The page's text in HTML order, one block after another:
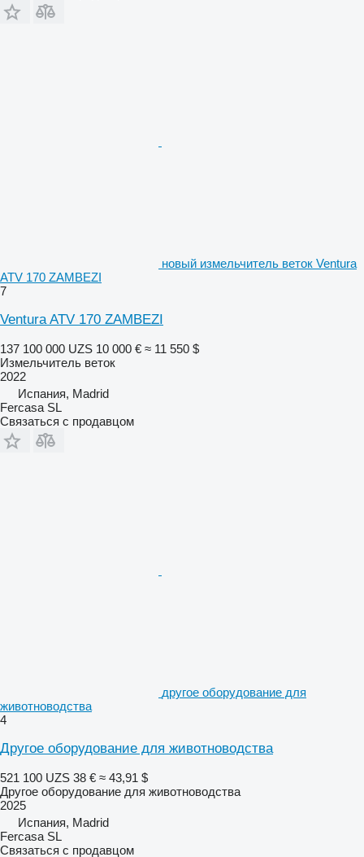
новый измельчитель веток Ventura
ATV 170 ZAMBEZI
7
Ventura ATV 170 ZAMBEZI
137 100 000 UZS 10 000 € ≈ 11 550 $
Измельчитель веток
2022
Испания, Madrid
Fercasa SL
Связаться с продавцом
другое оборудование для
животноводства
4
Другое оборудование для животноводства
521 100 UZS 38 € ≈ 43,91 $
Другое оборудование для животноводства
2025
Испания, Madrid
Fercasa SL
Связаться с продавцом